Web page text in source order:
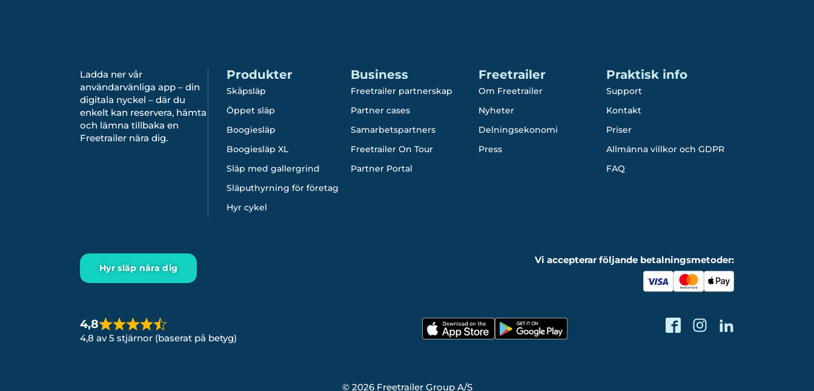
Ladda ner vår
användarvänliga app – din
digitala nyckel – där du
enkelt kan reservera, hämta
och lämna tillbaka en
Freetrailer nära dig.
Produkter
Skåpsläp
Öppet släp
Boogiesläp
Boogiesläp XL
Släp med gallergrind
Släputhyrning för företag
Hyr cykel
Business
Freetrailer partnerskap
Partner cases
Samarbetspartners
Freetrailer On Tour
Partner Portal
Freetrailer
Om Freetrailer
Nyheter
Delningsekonomi
Press
Praktisk info
Support
Kontakt
Priser
Allmänna villkor och GDPR
FAQ
Hyr släp nära dig
Vi accepterar följande betalningsmetoder:
4,8
4,8 av 5 stjärnor (baserat på betyg)
© 2026 Freetrailer Group A/S